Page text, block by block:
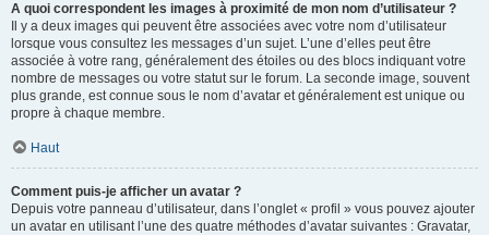
A quoi correspondent les images à proximité de mon nom d’utilisateur ?
Il y a deux images qui peuvent être associées avec votre nom d’utilisateur
lorsque vous consultez les messages d’un sujet. L’une d’elles peut être
associée à votre rang, généralement des étoiles ou des blocs indiquant votre
nombre de messages ou votre statut sur le forum. La seconde image, souvent
plus grande, est connue sous le nom d’avatar et généralement est unique ou
propre à chaque membre.
Haut
Comment puis-je afficher un avatar ?
Depuis votre panneau d’utilisateur, dans l’onglet « profil » vous pouvez ajouter
un avatar en utilisant l’une des quatre méthodes d’avatar suivantes : Gravatar,